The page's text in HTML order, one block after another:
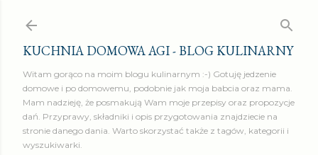
KUCHNIA DOMOWA AGI - BLOG KULINARNY
Witam gorąco na moim blogu kulinarnym :-) Gotuję jedzenie
domowe i po domowemu, podobnie jak moja babcia oraz mama.
Mam nadzieję, że posmakują Wam moje przepisy oraz propozycje
dań. Przyprawy, składniki i opis przygotowania znajdziecie na
stronie danego dania. Warto skorzystać także z tagów, kategorii i
wyszukiwarki.